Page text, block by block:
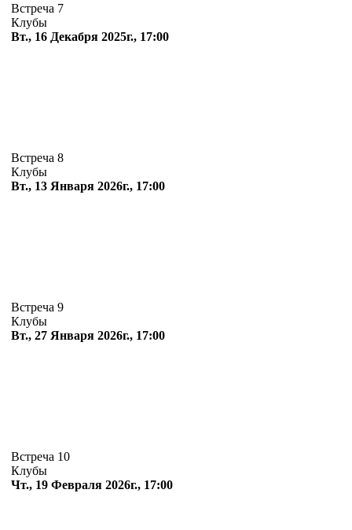
Встреча 7
Клубы
Вт., 16 Декабря 2025г., 17:00
Встреча 8
Клубы
Вт., 13 Января 2026г., 17:00
Встреча 9
Клубы
Вт., 27 Января 2026г., 17:00
Встреча 10
Клубы
Чт., 19 Февраля 2026г., 17:00